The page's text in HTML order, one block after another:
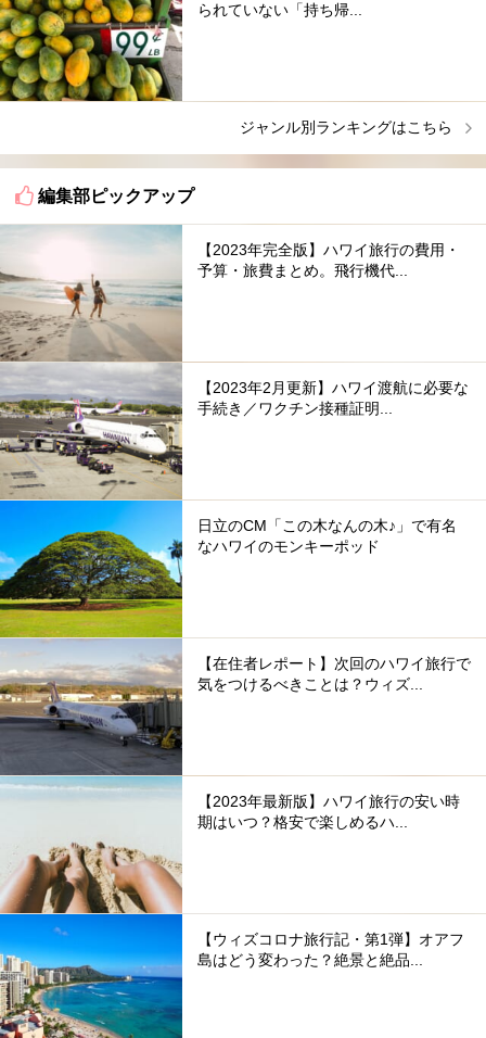
られていない「持ち帰...
ジャンル別ランキングはこちら
編集部ピックアップ
【2023年完全版】ハワイ旅行の費用・
予算・旅費まとめ。飛行機代...
【2023年2月更新】ハワイ渡航に必要な
手続き／ワクチン接種証明...
日立のCM「この木なんの木♪」で有名
なハワイのモンキーポッド
【在住者レポート】次回のハワイ旅行で
気をつけるべきことは？ウィズ...
【2023年最新版】ハワイ旅行の安い時
期はいつ？格安で楽しめるハ...
【ウィズコロナ旅行記・第1弾】オアフ
島はどう変わった？絶景と絶品...